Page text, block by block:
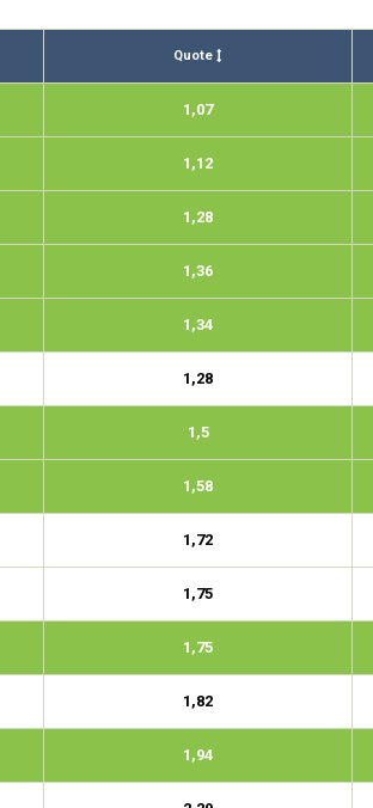
Quote
1,07
1,12
1,28
1,36
1,34
1,28
1,5
1,58
1,72
1,75
1,75
1,82
1,94